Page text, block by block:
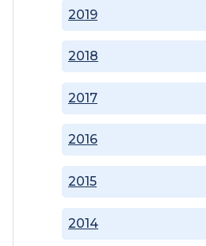
2014
2015
2016
2017
2018
2019